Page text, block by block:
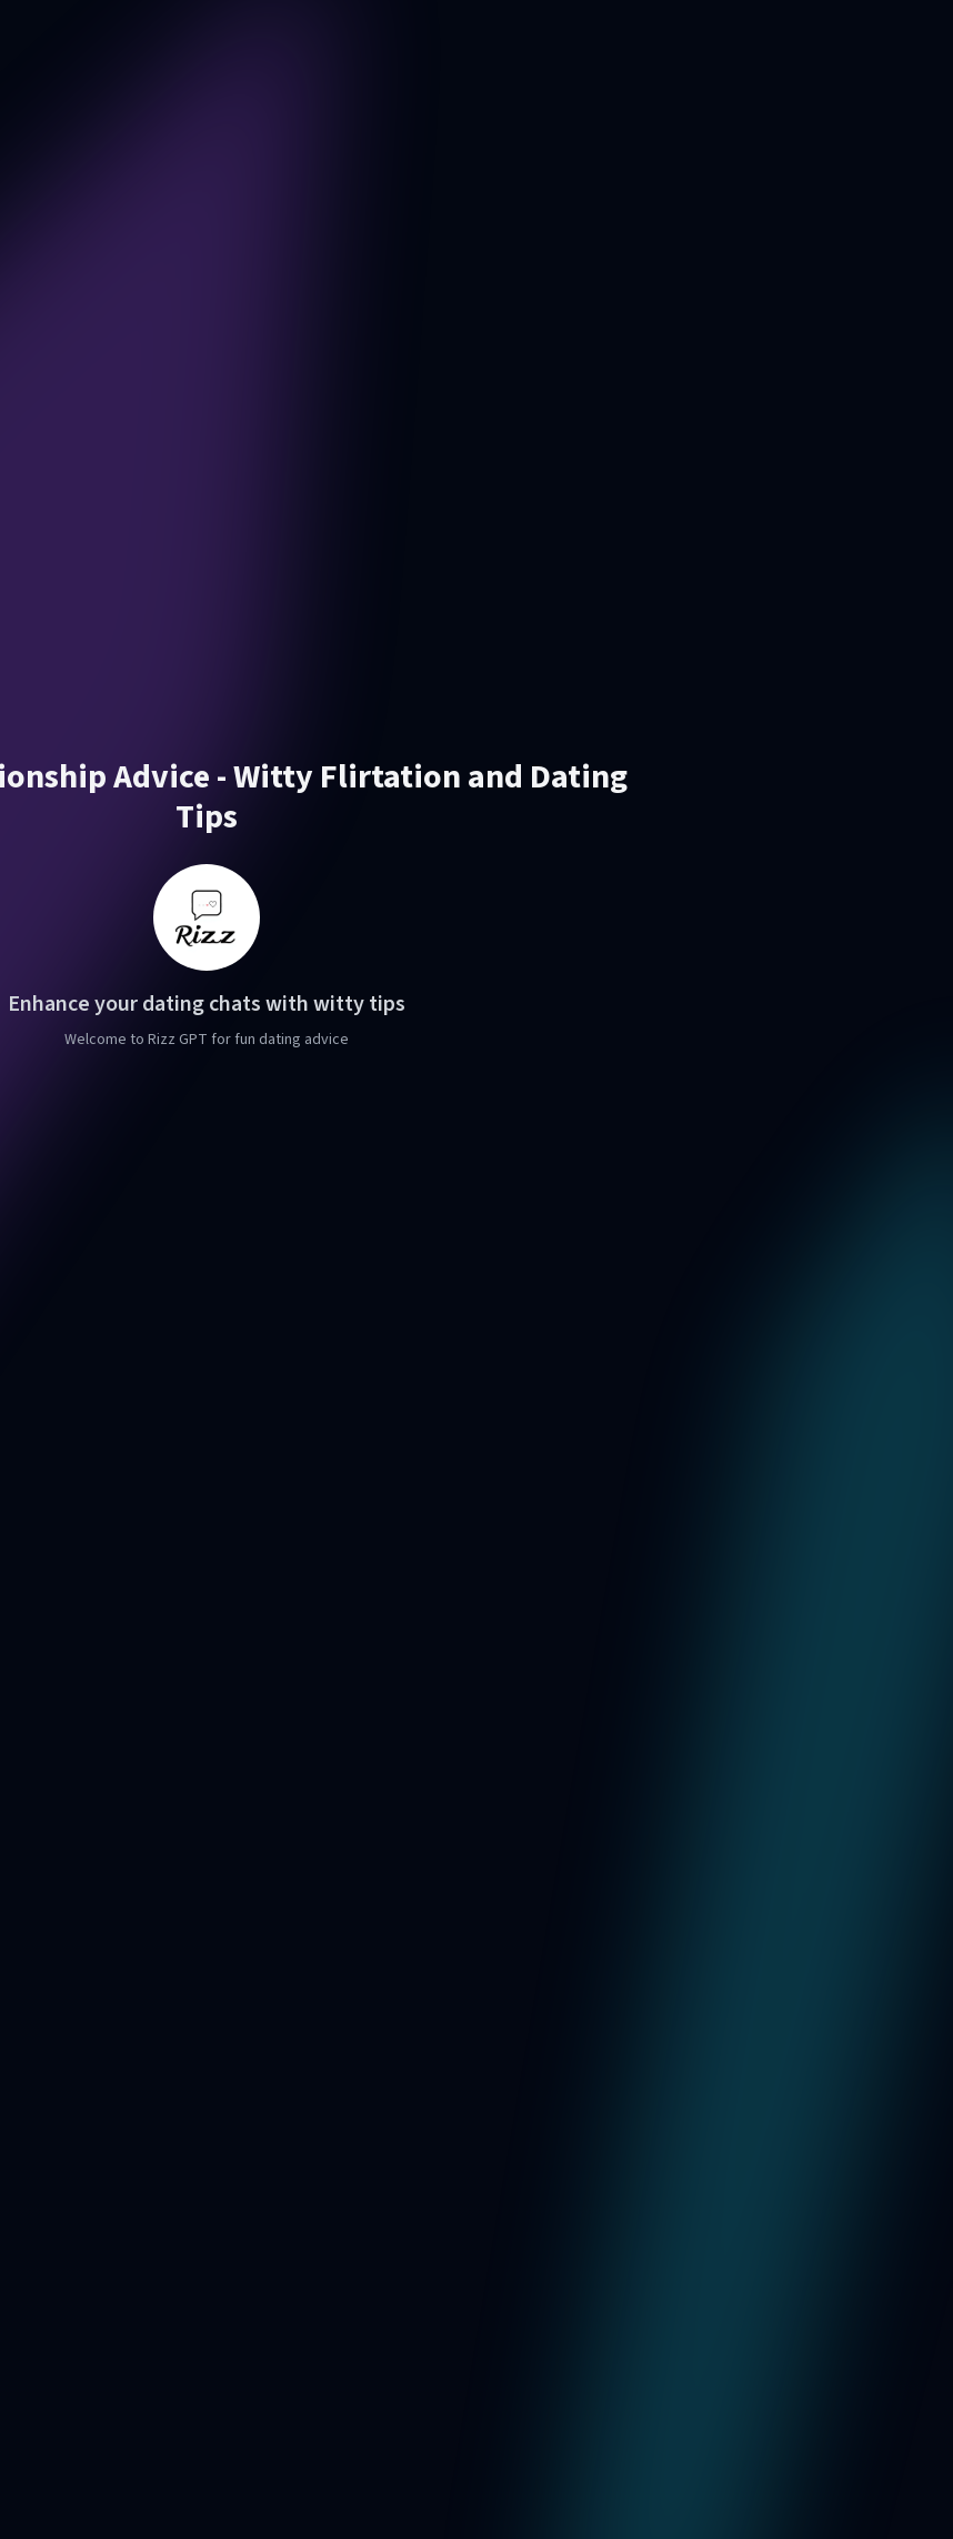
Advice - Witty Flirtation and Dating
Tips
Enhance your dating chats with witty tips
Welcome to Rizz GPT for fun dating advice